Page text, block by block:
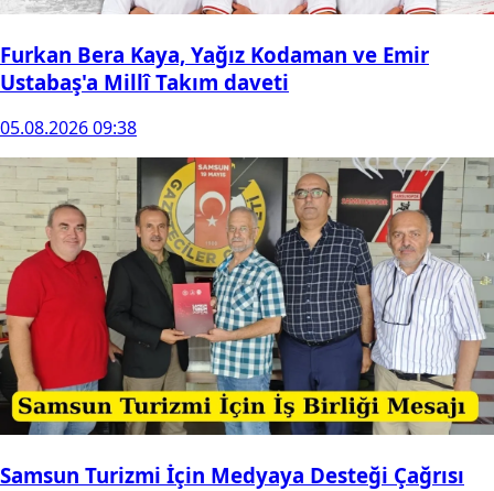
Furkan Bera Kaya, Yağız Kodaman ve Emir
Ustabaş'a Millî Takım daveti
05.08.2026 09:38
Samsun Turizmi İçin Medyaya Desteği Çağrısı